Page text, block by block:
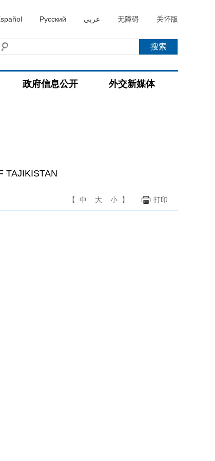
Русский عربي 无障碍 关怀版
政府信息公开 外交新媒体
TAJIKISTAN
【 中 大 小 】 打印